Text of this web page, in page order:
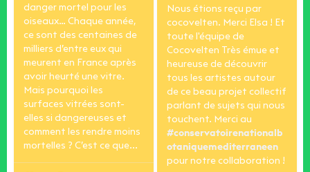
danger mortel pour les
oiseaux…Chaque année,
ce sont des centaines de
milliers d’entre eux qui
meurent en France après
avoir heurté une vitre.
Mais pourquoi les
surfaces vitrées sont-
elles si dangereuses et
comment les rendre moins
mortelles ? C’est ce que...
Nous étions reçu par
cocovelten. Merci Elsa ! Et
toute l'équipe de
Cocovelten
Très émue et
heureuse de découvrir
tous les artistes autour
de ce beau projet collectif
parlant de sujets qui nous
touchent. Merci au
#conservatoirenationalb
otaniquemediterraneen
pour notre collaboration !